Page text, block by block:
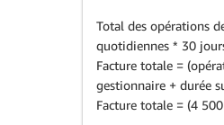
Total des opérations
quotidiennes * 30
Facture totale =
gestionnaire + durée
Facture totale = (4